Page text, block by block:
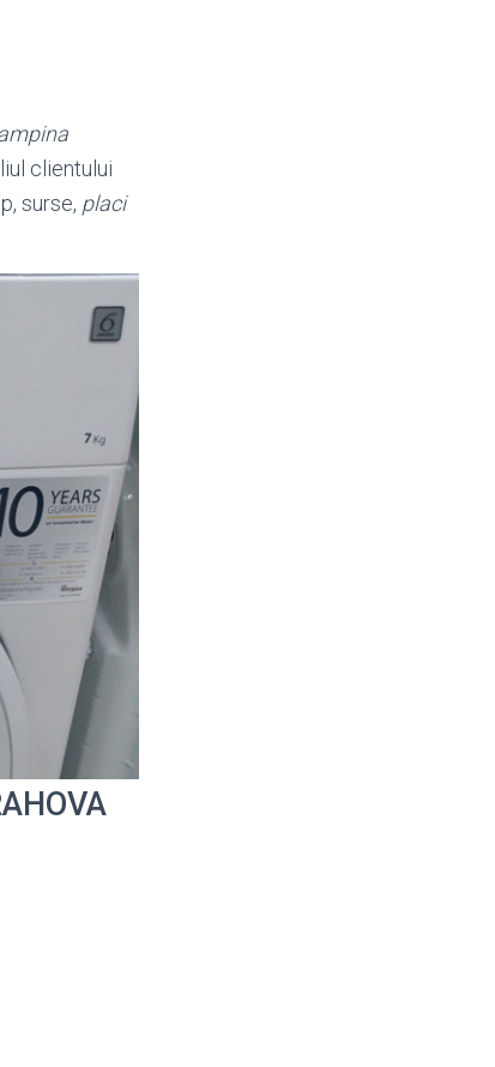
clientului
surse, placi